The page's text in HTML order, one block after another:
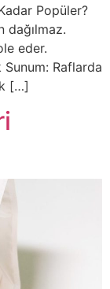
Popüler?
dağılmaz.
eder.
Raflarda
[…]